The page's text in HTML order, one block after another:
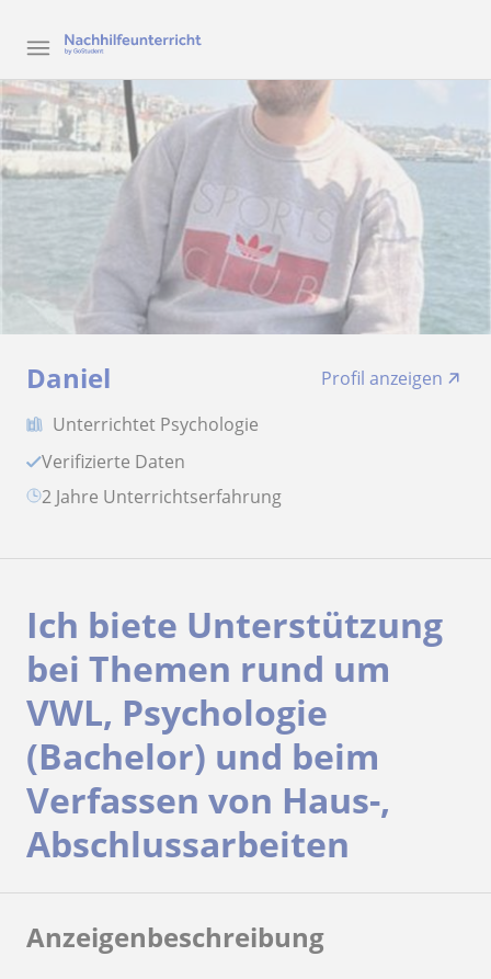
Daniel
Profil anzeigen
Unterrichtet Psychologie
Verifizierte Daten
2 Jahre Unterrichtserfahrung
Ich biete Unterstützung
bei Themen rund um
VWL, Psychologie
(Bachelor) und beim
Verfassen von Haus-,
Abschlussarbeiten
Anzeigenbeschreibung